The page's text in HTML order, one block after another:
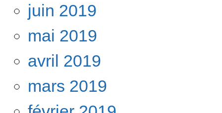
juin 2019
mai 2019
avril 2019
mars 2019